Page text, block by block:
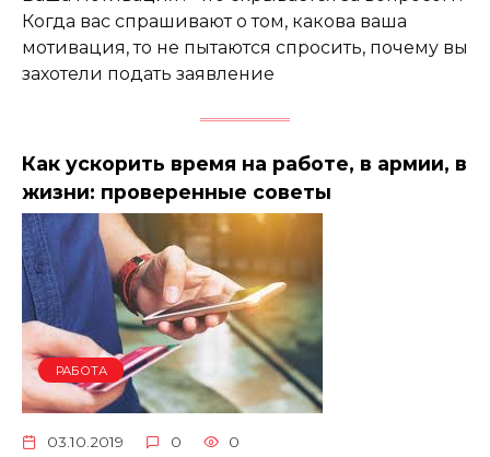
Когда вас спрашивают о том, какова ваша
мотивация, то не пытаются спросить, почему вы
захотели подать заявление
Как ускорить время на работе, в армии, в
жизни: проверенные советы
РАБОТА
03.10.2019 0 0